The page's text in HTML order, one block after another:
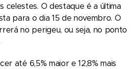
celestes. O destaque é a última
para o dia 15 de novembro. O
no perigeu, ou seja, no ponto
até 6,5% maior e 12,8% mais